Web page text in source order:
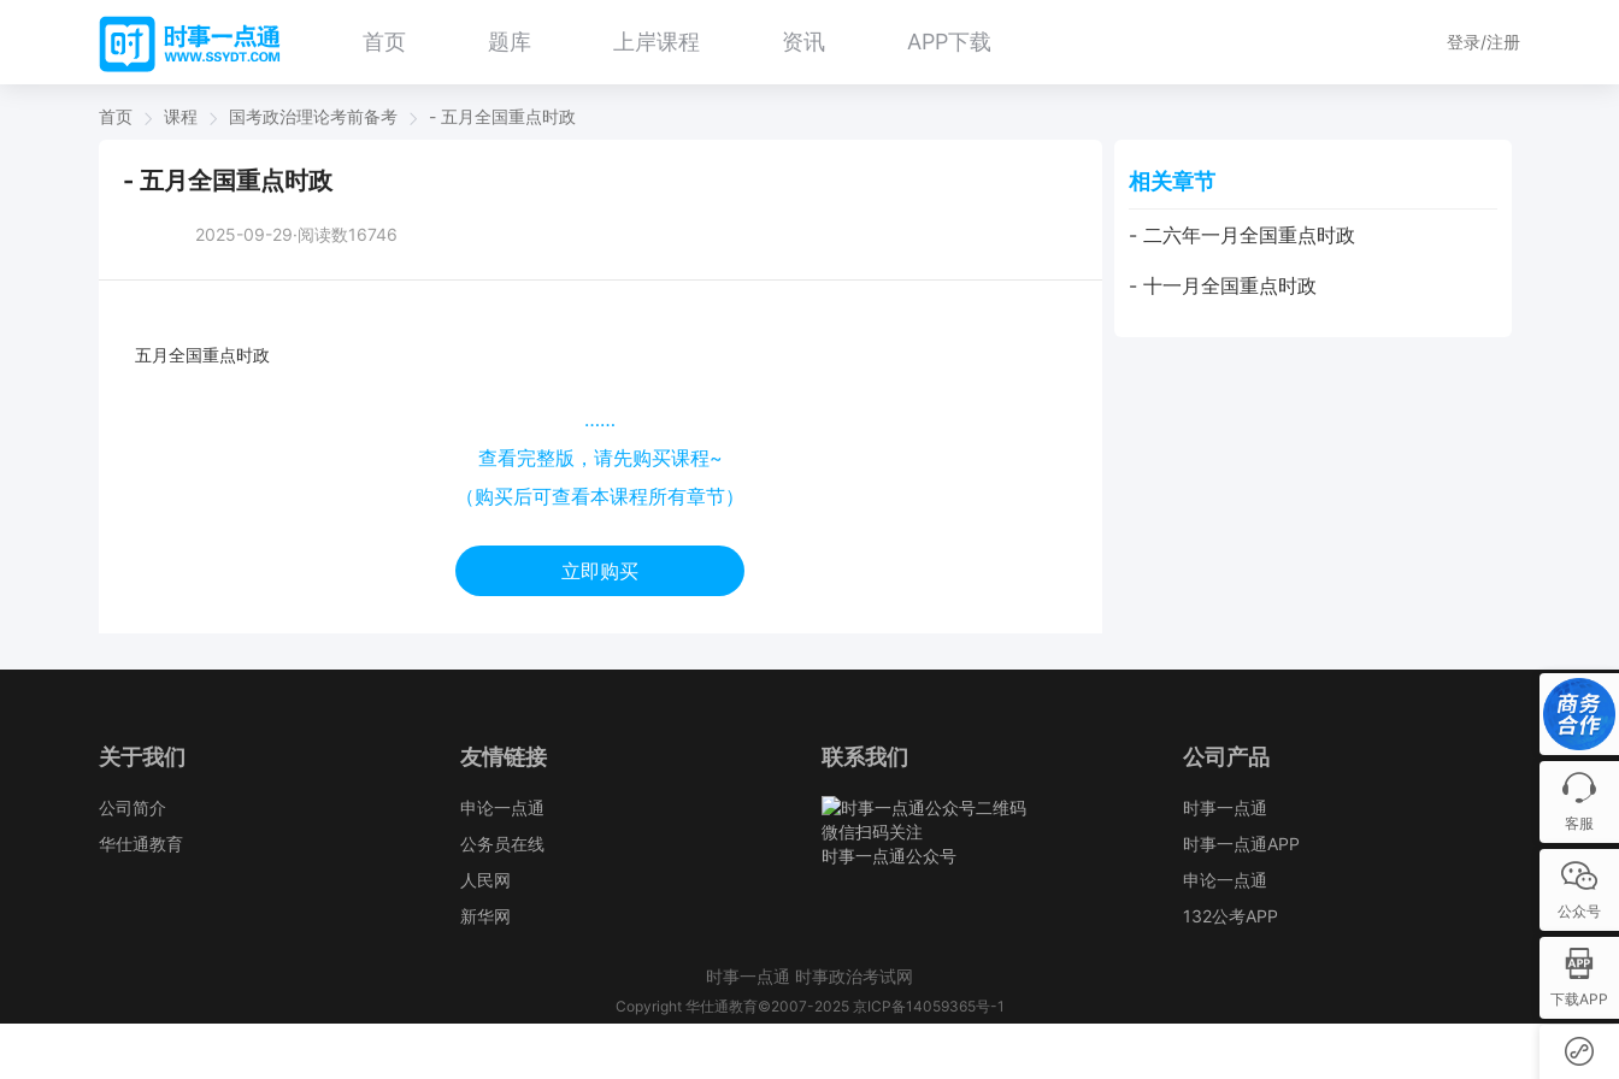
首页 题库 上岸课程 资讯 APP下载 登录/注册
首页 课程 国考政治理论考前备考 - 五月全国重点时政
- 五月全国重点时政
2025-09-29·阅读数16746
五月全国重点时政
……
查看完整版，请先购买课程~
（购买后可查看本课程所有章节）
立即购买
相关章节
- 二六年一月全国重点时政
- 十一月全国重点时政
客服
公众号
下载APP
关于我们
公司简介
华仕通教育
友情链接
申论一点通
公务员在线
人民网
新华网
联系我们
微信扫码关注
时事一点通公众号
公司产品
时事一点通
时事一点通APP
申论一点通
132公考APP
时事一点通 时事政治考试网
Copyright 华仕通教育©2007-2025 京ICP备14059365号-1